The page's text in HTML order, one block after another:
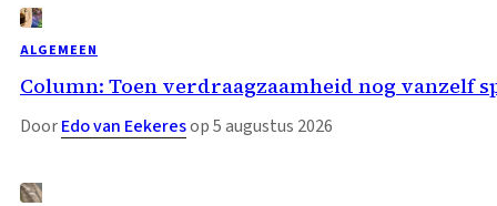
ALGEMEEN
Column: Toen verdraagzaamheid nog vanzelf
DoorEdo van Eekeresop 5 augustus 2026